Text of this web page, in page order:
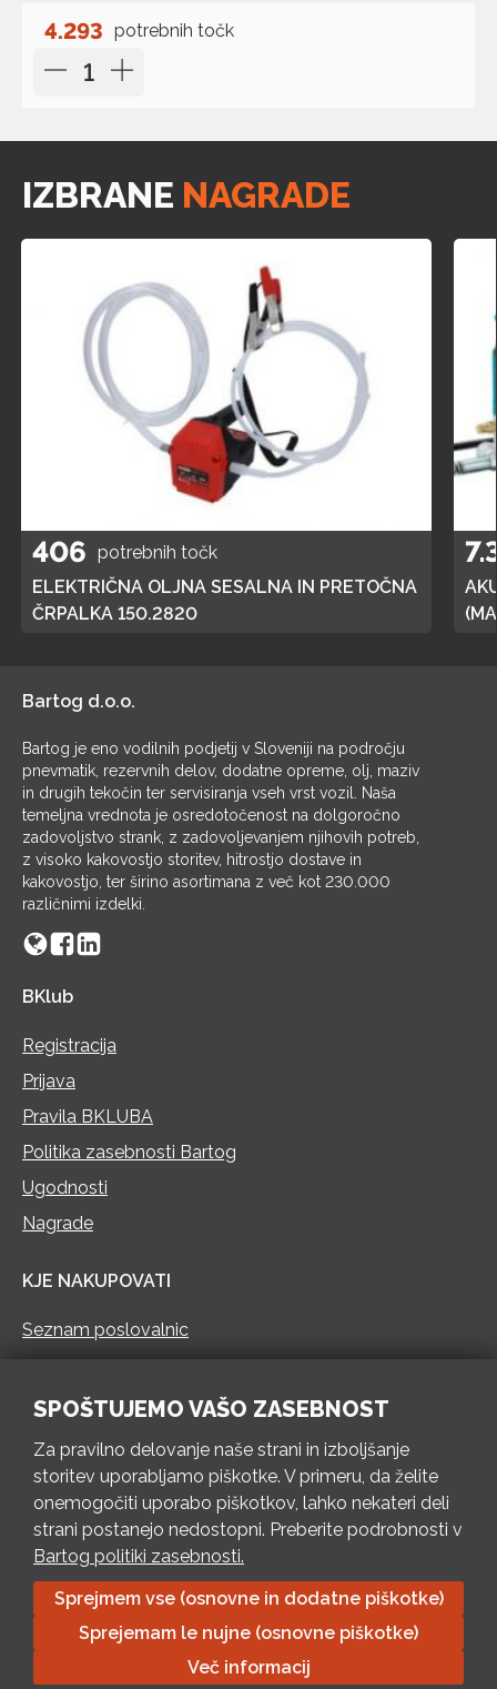
nastavkov za enostavno polnjenje posode
Velika vsestranskost: široka paleta pribora,
visokokakovostni in individualni dodatki.
4.293 potrebnih točk
IZBRANE NAGRADE
406 potrebnih točk
ELEKTRIČNA OLJNA SESALNA IN PRETOČNA
ČRPALKA 150.2820
Bartog d.o.o.
Bartog je eno vodilnih podjetij v Sloveniji na področju
pnevmatik, rezervnih delov, dodatne opreme, olj, maziv
in drugih tekočin ter servisiranja vseh vrst vozil. Naša
temeljna vrednota je osredotočenost na dolgoročno
zadovoljstvo strank, z zadovoljevanjem njihovih potreb,
z visoko kakovostjo storitev, hitrostjo dostave in
kakovostjo, ter širino asortimana z več kot 230.000
različnimi izdelki.
BKlub
Registracija
Prijava
Pravila BKLUBA
Politika zasebnosti Bartog
Ugodnosti
Nagrade
KJE NAKUPOVATI
Seznam poslovalnic
PON – PET 8 – 18 h / SOB 8 – 12 h
Pošlji e-mail
Izpolni kontaktni obrazec
Bartog d.o.o. Trebnje | ID: SI79128718 | IBAN: SI56 1010 0003
8174 248, Banka Intesa Sanpaolo d.d.| Predsednik Uprave:
Ivan Šantorić | Predsednik Nadzornega odbora: Ilija Tokić |
Delniški kapital: 783.970,08 EUR, plačano v celoti | Obrtniška
SPOŠTUJEMO VAŠO ZASEBNOST
Za pravilno delovanje naše strani in izboljšanje
storitev uporabljamo piškotke. V primeru, da želite
onemogočiti uporabo piškotkov, lahko nekateri deli
strani postanejo nedostopni. Preberite podrobnosti v
Bartog politiki zasebnosti.
Sprejmem vse (osnovne in dodatne piškotke)
Sprejemam le nujne (osnovne piškotke)
Več informacij